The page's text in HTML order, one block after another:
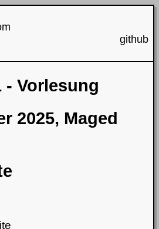
github
- Vorlesung
2025, Maged